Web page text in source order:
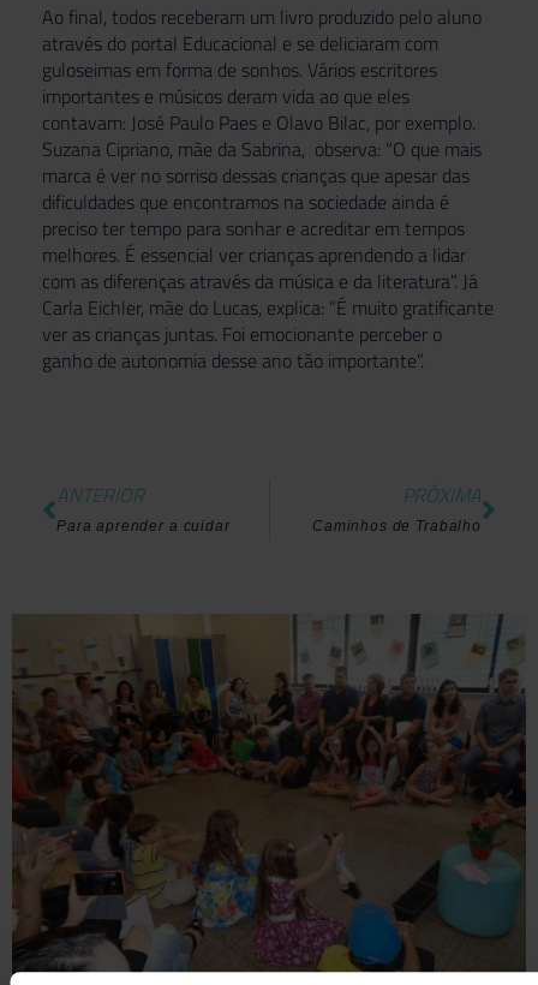
Ao final, todos receberam um livro produzido pelo aluno
através do portal Educacional e se deliciaram com
guloseimas em forma de sonhos. Vários escritores
importantes e músicos deram vida ao que eles
contavam: José Paulo Paes e Olavo Bilac, por exemplo.
Suzana Cipriano, mãe da Sabrina, observa: “O que mais
marca é ver no sorriso dessas crianças que apesar das
dificuldades que encontramos na sociedade ainda é
preciso ter tempo para sonhar e acreditar em tempos
melhores. É essencial ver crianças aprendendo a lidar
com as diferenças através da música e da literatura”. Já
Carla Eichler, mãe do Lucas, explica: “É muito gratificante
ver as crianças juntas. Foi emocionante perceber o
ganho de autonomia desse ano tão importante”.
ANTERIOR
Para aprender a cuidar
PRÓXIMA
Caminhos de Trabalho